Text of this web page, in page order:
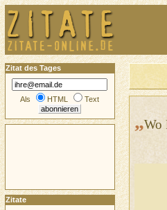
„Wo
Zitat des Tages
Als HTML Text
Zitate